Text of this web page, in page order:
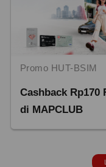
Promo HUT-BSIM
Cashback Rp170
di MAPCLUB